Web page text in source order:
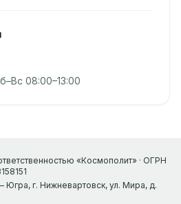
08:00–13:00
«Космополит» · ОГРН
г. Нижневартовск, ул. Мира, д.